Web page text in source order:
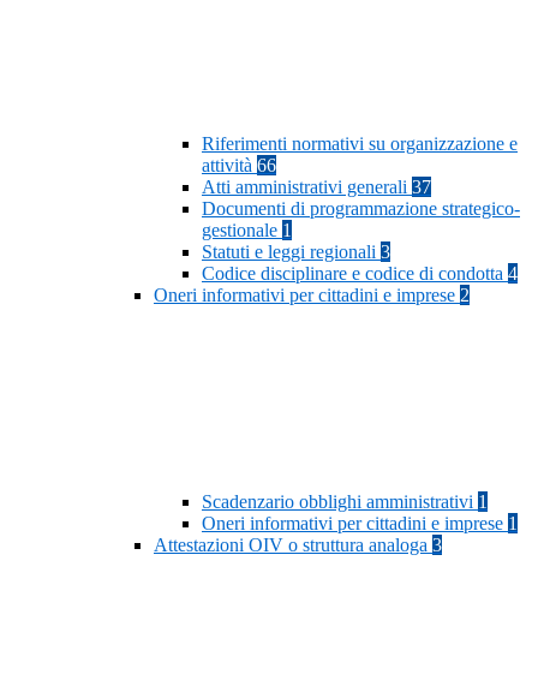
Riferimenti normativi su organizzazione e
attività 66
Atti amministrativi generali 37
Documenti di programmazione strategico-
gestionale 1
Statuti e leggi regionali 3
Codice disciplinare e codice di condotta 4
Oneri informativi per cittadini e imprese 2
Scadenzario obblighi amministrativi 1
Oneri informativi per cittadini e imprese 1
Attestazioni OIV o struttura analoga 3